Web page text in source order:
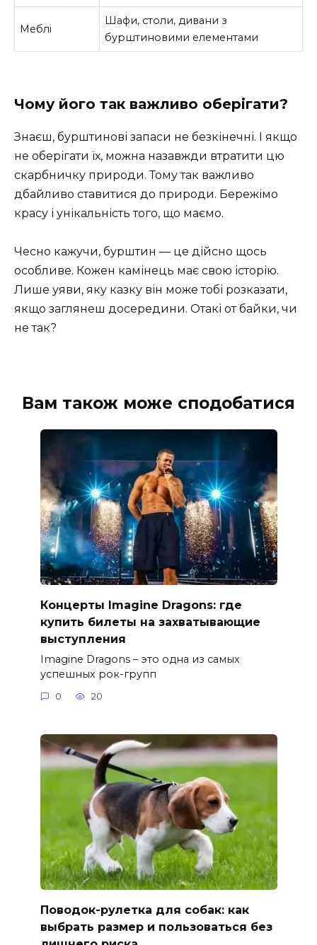
Меблі
Шафи, столи, дивани з
бурштиновими елементами
Чому його так важливо оберігати?
Знаєш, бурштинові запаси не безкінечні. І якщо
не оберігати їх, можна назавжди втратити цю
скарбничку природи. Тому так важливо
дбайливо ставитися до природи. Бережімо
красу і унікальність того, що маємо.
Чесно кажучи, бурштин — це дійсно щось
особливе. Кожен камінець має свою історію.
Лише уяви, яку казку він може тобі розказати,
якщо заглянеш досередини. Отакі от байки, чи
не так?
Вам також може сподобатися
Концерты Imagine Dragons: где
купить билеты на захватывающие
выступления
Imagine Dragons – это одна из самых
успешных рок-групп
0 20
Поводок-рулетка для собак: как
выбрать размер и пользоваться без